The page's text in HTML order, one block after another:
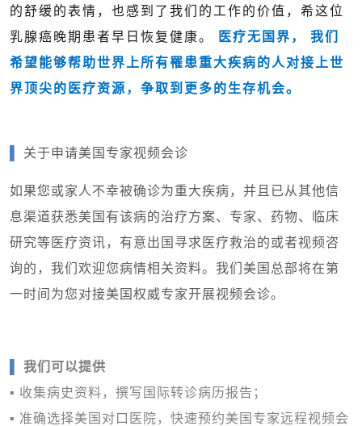
的舒缓的表情，也感到了我们的工作的价值，希这位
乳腺癌晚期患者早日恢复健康。 医疗无国界， 我们
希望能够帮助世界上所有罹患重大疾病的人对接上世
界顶尖的医疗资源，争取到更多的生存机会。
关于申请美国专家视频会诊
如果您或家人不幸被确诊为重大疾病，并且已从其他信
息渠道获悉美国有该病的治疗方案、专家、药物、临床
研究等医疗资讯，有意出国寻求医疗救治的或者视频咨
询的，我们欢迎您病情相关资料。我们美国总部将在第
一时间为您对接美国权威专家开展视频会诊。
我们可以提供
▪ 收集病史资料，撰写国际转诊病历报告；
▪ 准确选择美国对口医院，快速预约美国专家远程视频会